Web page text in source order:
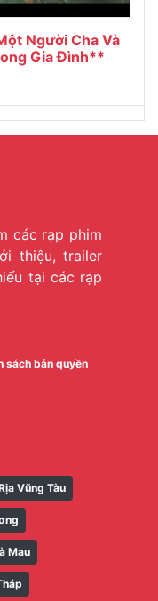
Người Cha Và
Gia Đình**
các rạp phim
thiệu, trailer
tại các rạp
sách bản quyền
Vũng Tàu
Mau